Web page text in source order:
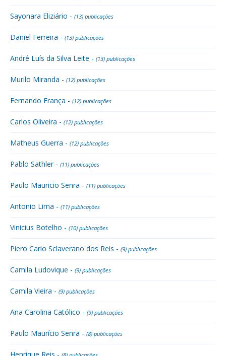
Sayonara Eliziário - (13) publicações
Daniel Ferreira - (13) publicações
André Luís da Silva Leite - (13) publicações
Murilo Miranda - (12) publicações
Fernando França - (12) publicações
Carlos Oliveira - (12) publicações
Matheus Guerra - (12) publicações
Pablo Sathler - (11) publicações
Paulo Mauricio Senra - (11) publicações
Antonio Lima - (11) publicações
Vinicius Botelho - (10) publicações
Piero Carlo Sclaverano dos Reis - (9) publicações
Camila Ludovique - (9) publicações
Camila Vieira - (9) publicações
Ana Carolina Católico - (9) publicações
Paulo Maurício Senra - (8) publicações